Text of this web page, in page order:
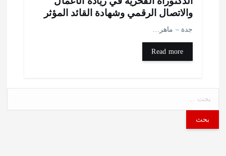
الرقمي وشهادة القائد المؤثر
– ماهر…